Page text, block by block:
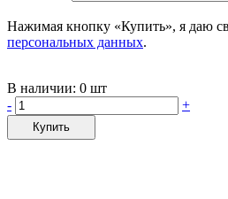
Нажимая кнопку «Купить», я даю
персональных данных.
В наличии: 0 шт
-
+
Купить